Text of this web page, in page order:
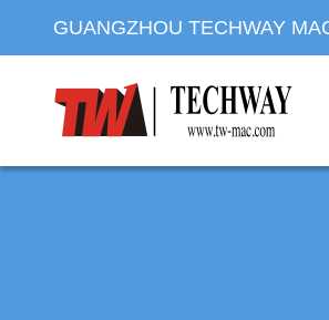
GUANGZHOU TECHWAY